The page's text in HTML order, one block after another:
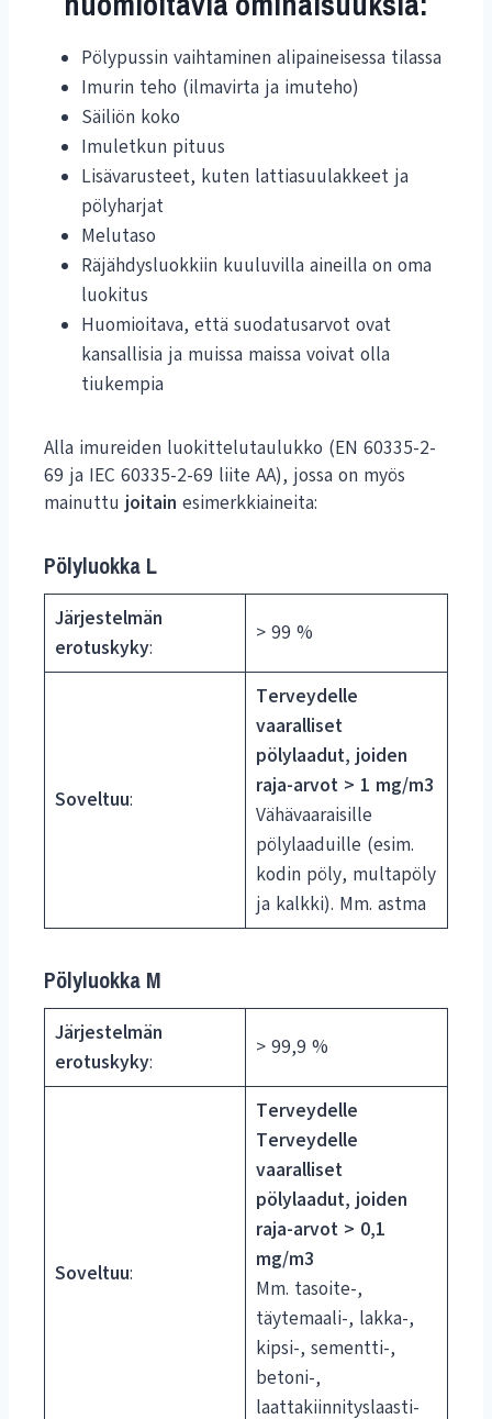
Pölypussin vaihtaminen alipaineisessa tilassa
Imurin teho (ilmavirta ja imuteho)
Säiliön koko
Imuletkun pituus
Lisävarusteet, kuten lattiasuulakkeet ja
pölyharjat
Melutaso
Räjähdysluokkiin kuuluvilla aineilla on oma
luokitus
Huomioitava, että suodatusarvot ovat
kansallisia ja muissa maissa voivat olla
tiukempia
Alla imureiden luokittelutaulukko (EN 60335-2-
69 ja IEC 60335-2-69 liite AA), jossa on myös
mainuttu joitain esimerkkiaineita:
Pölyluokka L
Järjestelmän
erotuskyky:
> 99 %
Soveltuu:
Terveydelle
vaaralliset
pölylaadut, joiden
raja-arvot > 1 mg/m3
Vähävaaraisille
pölylaaduille (esim.
kodin pöly, multapöly
ja kalkki). Mm. astma
Pölyluokka M
Järjestelmän
erotuskyky:
> 99,9 %
Soveltuu:
Terveydelle
Terveydelle
vaaralliset
pölylaadut, joiden
raja-arvot > 0,1
mg/m3
Mm. tasoite-,
täytemaali-, lakka-,
kipsi-, sementti-,
betoni-,
laattakiinnityslaasti-